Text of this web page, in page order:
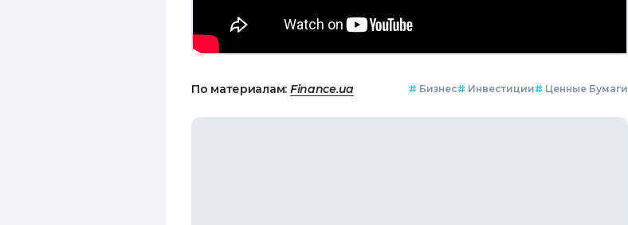
По материалам: Finance.ua # Бизнес# Инвестиции# Ценные Бумаги